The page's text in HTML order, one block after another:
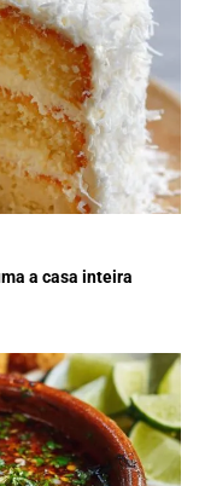
a casa inteira